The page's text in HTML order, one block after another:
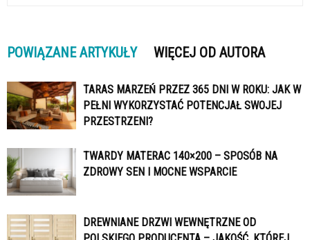
POWIĄZANE ARTYKUŁY WIĘCEJ OD AUTORA
TARAS MARZEŃ PRZEZ 365 DNI W ROKU: JAK W
PEŁNI WYKORZYSTAĆ POTENCJAŁ SWOJEJ
PRZESTRZENI?
TWARDY MATERAC 140×200 – SPOSÓB NA
ZDROWY SEN I MOCNE WSPARCIE
DREWNIANE DRZWI WEWNĘTRZNE OD